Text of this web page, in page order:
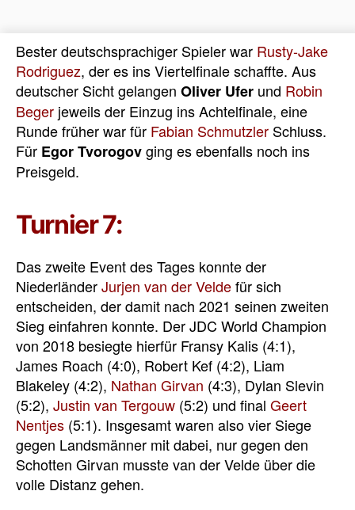
Bester deutschsprachiger Spieler war Rusty-Jake
Rodriguez, der es ins Viertelfinale schaffte. Aus
deutscher Sicht gelangen Oliver Ufer und Robin
Beger jeweils der Einzug ins Achtelfinale, eine
Runde früher war für Fabian Schmutzler Schluss.
Für Egor Tvorogovging es ebenfalls noch ins
Preisgeld.
Turnier 7:
Das zweite Event des Tages konnte der
NiederländerJurjen van der Veldefür sich
entscheiden, der damit nach 2021 seinen zweiten
Sieg einfahren konnte. Der JDC World Champion
von 2018 besiegte hierfür Fransy Kalis (4:1),
James Roach (4:0), Robert Kef (4:2), Liam
Blakeley (4:2), Nathan Girvan (4:3), Dylan Slevin
(5:2), Justin van Tergouw (5:2) und final Geert
Nentjes (5:1). Insgesamt waren also vier Siege
gegen Landsmänner mit dabei, nur gegen den
Schotten Girvan musste van der Velde über die
volle Distanz gehen.